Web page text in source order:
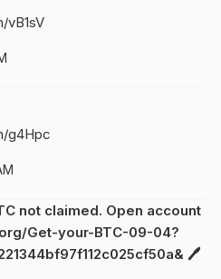
vB1sV
g4Hpc
not claimed. Open account
Get-your-BTC-09-04?
🖊